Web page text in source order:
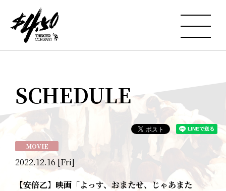
SCHEDULE
2022.12.16 [Fri]
MOVIE
【安倍乙】映画「よっす、おまたせ、じゃあまた